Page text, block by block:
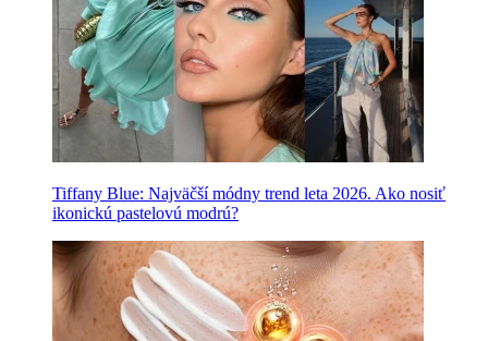
Tiffany Blue: Najväčší módny trend leta 2026. Ako nosiť
ikonickú pastelovú modrú?